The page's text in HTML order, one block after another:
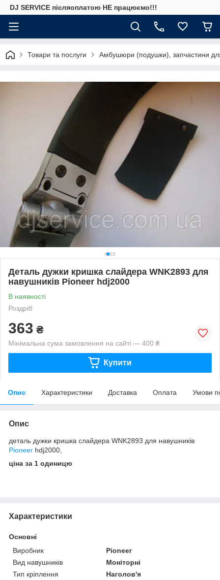
DJ SERVICE пiсляоплатою НЕ працюємо!!!
Товари та послуги Амбушюри (подушки), запчастини
Деталь дужки кришка слайдера WNK2893 для
навушників Pioneer hdj2000
В наявності
Роздріб
363 ₴
Мінімальна сума замовлення на сайті — 400 ₴
Купити
Опис Характеристики Доставка Оплата Умови
Опис
деталь дужки кришка слайдера WNK2893 для навушників
Pioneer hdj2000,
ціна за 1 одиницю
Характеристики
Основні
Виробник
Pioneer
Вид навушників
Моніторні
Тип кріплення
Наголов'я